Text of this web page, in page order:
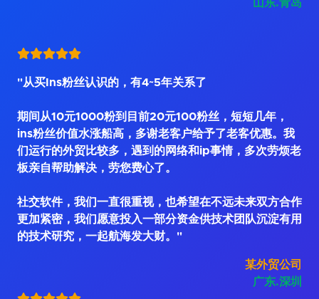
山东.青岛
"从买Ins粉丝认识的，有4~5年关系了
期间从10元1000粉到目前20元100粉丝，短短几年，
ins粉丝价值水涨船高，多谢老客户给予了老客优惠。我
们运行的外贸比较多，遇到的网络和ip事情，多次劳烦老
板亲自帮助解决，劳您费心了。
社交软件，我们一直很重视，也希望在不远未来双方合作
更加紧密，我们愿意投入一部分资金供技术团队沉淀有用
的技术研究，一起航海发大财。"
某外贸公司
广东.深圳